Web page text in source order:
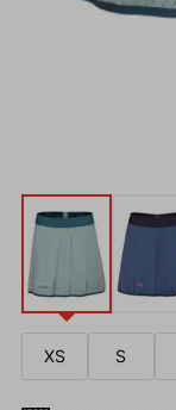
XS S